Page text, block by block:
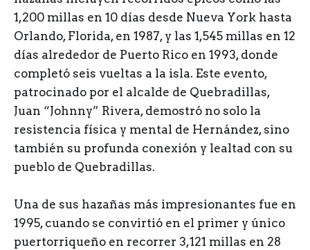
1,200 millas en 10 días desde Nueva York hasta
Orlando, Florida, en 1987, y las 1,545 millas en 12
días alrededor de Puerto Rico en 1993, donde
completó seis vueltas a la isla. Este evento,
patrocinado por el alcalde de Quebradillas,
Juan “Johnny” Rivera, demostró no solo la
resistencia física y mental de Hernández, sino
también su profunda conexión y lealtad con su
pueblo de Quebradillas.
Una de sus hazañas más impresionantes fue en
1995, cuando se convirtió en el primer y único
puertorriqueño en recorrer 3,121 millas en 28